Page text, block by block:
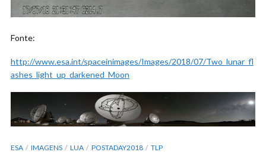
Fonte:
http://www.esa.int/spaceinimages/Images/2018/07/Two_lunar_fl
ashes_light_up_darkened_Moon
ESA IMAGENS LUA POSTADAY2018 TLP